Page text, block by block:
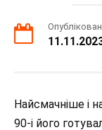
Найсмачніше і
90-і його